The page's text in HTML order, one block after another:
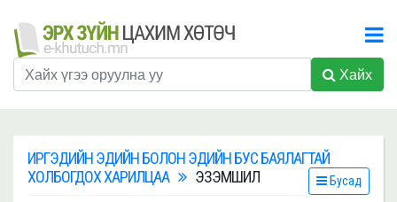
Хайх
ИРГЭДИЙН ЭДИЙН БОЛОН ЭДИЙН БУС БАЯЛАГТАЙ
ХОЛБОГДОХ ХАРИЛЦАА
ЭЗЭМШИЛ Бусад